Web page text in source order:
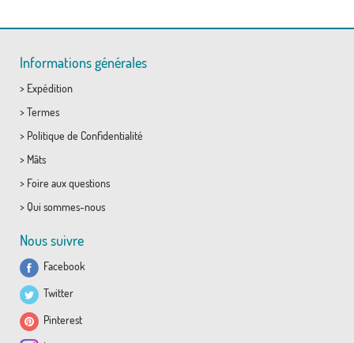
Informations générales
> Expédition
> Termes
> Politique de Confidentialité
> Mâts
> Foire aux questions
> Qui sommes-nous
Nous suivre
Facebook
Twitter
Pinterest